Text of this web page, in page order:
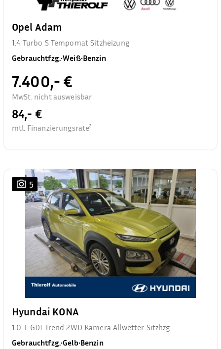
Opel Adam
1.4 Turbo S Tempomat Sitzheizung
Gebrauchtfzg.•Weiß•Benzin
7.400,- €
MwSt. nicht ausweisbar
84,- €
mtl. Finanzierungsrate²
5
Hyundai KONA
1.0 T-GDI Trend 2WD Kamera Allwetter Sitzhzg.
Gebrauchtfzg.•Gelb•Benzin